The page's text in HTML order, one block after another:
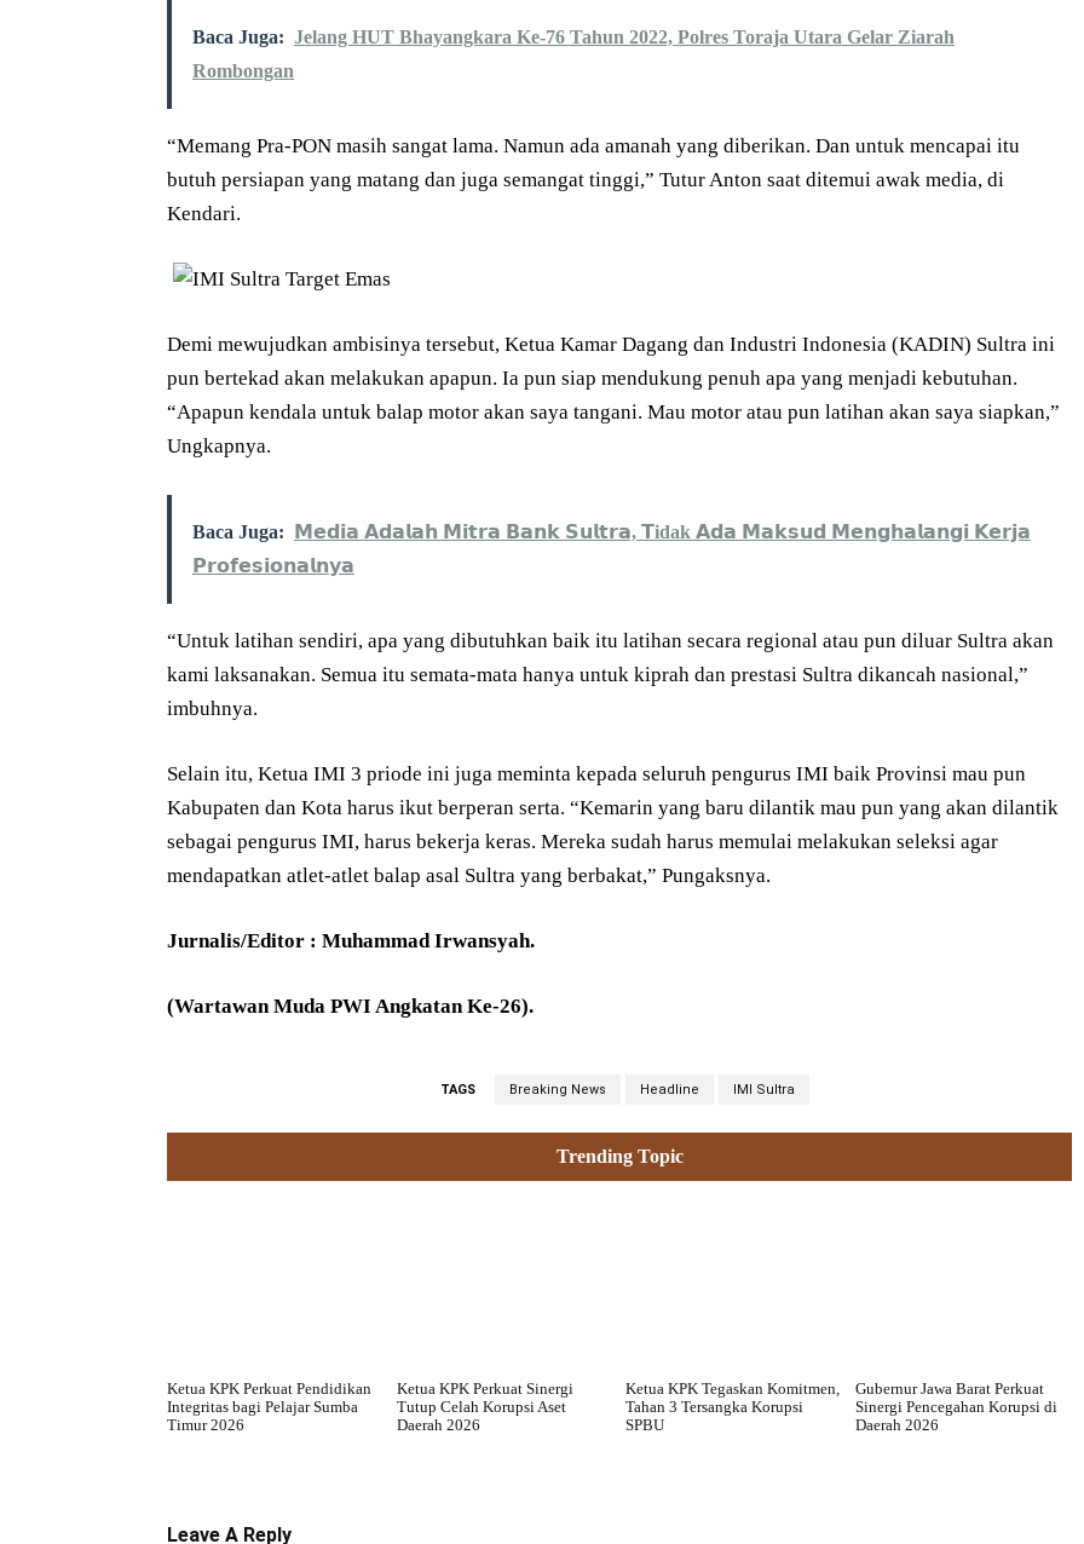
Baca Juga: Jelang HUT Bhayangkara Ke-76 Tahun 2022, Polres Toraja Utara Gelar Ziarah
Rombongan
“Memang Pra-PON masih sangat lama. Namun ada amanah yang diberikan. Dan untuk mencapai itu
butuh persiapan yang matang dan juga semangat tinggi,” Tutur Anton saat ditemui awak media, di
Kendari.
Demi mewujudkan ambisinya tersebut, Ketua Kamar Dagang dan Industri Indonesia (KADIN) Sultra ini
pun bertekad akan melakukan apapun. Ia pun siap mendukung penuh apa yang menjadi kebutuhan.
“Apapun kendala untuk balap motor akan saya tangani. Mau motor atau pun latihan akan saya siapkan,”
Ungkapnya.
Baca Juga:
𝗠𝗲𝗱𝗶𝗮 𝗔𝗱𝗮𝗹𝗮𝗵 𝗠𝗶𝘁𝗿𝗮 𝗕𝗮𝗻𝗸 𝗦𝘂𝗹𝘁𝗿𝗮, 𝗧idak 𝗔𝗱𝗮 𝗠𝗮𝗸𝘀𝘂𝗱 𝗠𝗲𝗻𝗴𝗵𝗮𝗹𝗮𝗻𝗴𝗶 𝗞𝗲𝗿𝗷𝗮
𝗣𝗿𝗼𝗳𝗲𝘀𝗶𝗼𝗻𝗮𝗹𝗻𝘆𝗮
“Untuk latihan sendiri, apa yang dibutuhkan baik itu latihan secara regional atau pun diluar Sultra akan
kami laksanakan. Semua itu semata-mata hanya untuk kiprah dan prestasi Sultra dikancah nasional,”
imbuhnya.
Selain itu, Ketua IMI 3 priode ini juga meminta kepada seluruh pengurus IMI baik Provinsi mau pun
Kabupaten dan Kota harus ikut berperan serta. “Kemarin yang baru dilantik mau pun yang akan dilantik
sebagai pengurus IMI, harus bekerja keras. Mereka sudah harus memulai melakukan seleksi agar
mendapatkan atlet-atlet balap asal Sultra yang berbakat,” Pungaksnya.
Jurnalis/Editor : Muhammad Irwansyah.
(Wartawan Muda PWI Angkatan Ke-26).
TAGS Breaking News Headline IMI Sultra
Trending Topic
Ketua KPK Perkuat Pendidikan
Integritas bagi Pelajar Sumba
Timur 2026
Ketua KPK Perkuat Sinergi
Tutup Celah Korupsi Aset
Daerah 2026
Ketua KPK Tegaskan Komitmen,
Tahan 3 Tersangka Korupsi
SPBU
Gubernur Jawa Barat Perkuat
Sinergi Pencegahan Korupsi di
Daerah 2026
Leave A Reply